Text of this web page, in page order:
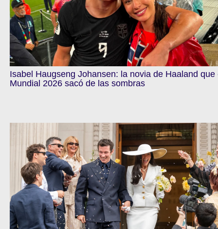
Isabel Haugseng Johansen: la novia de Haaland que
Mundial 2026 sacó de las sombras